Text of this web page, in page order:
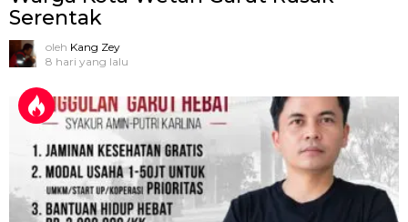
Serentak
oleh Kang Zey
8 hari yang lalu